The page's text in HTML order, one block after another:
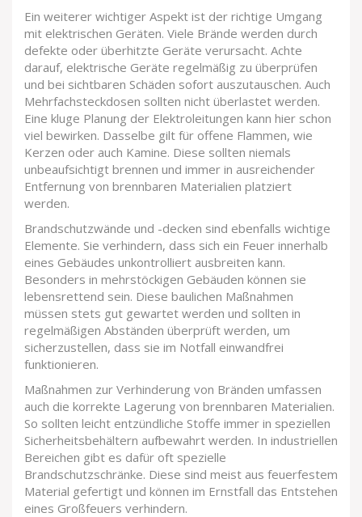
Ein weiterer wichtiger Aspekt ist der richtige Umgang
mit elektrischen Geräten. Viele Brände werden durch
defekte oder überhitzte Geräte verursacht. Achte
darauf, elektrische Geräte regelmäßig zu überprüfen
und bei sichtbaren Schäden sofort auszutauschen. Auch
Mehrfachsteckdosen sollten nicht überlastet werden.
Eine kluge Planung der Elektroleitungen kann hier schon
viel bewirken. Dasselbe gilt für offene Flammen, wie
Kerzen oder auch Kamine. Diese sollten niemals
unbeaufsichtigt brennen und immer in ausreichender
Entfernung von brennbaren Materialien platziert
werden.
Brandschutzwände und -decken sind ebenfalls wichtige
Elemente. Sie verhindern, dass sich ein Feuer innerhalb
eines Gebäudes unkontrolliert ausbreiten kann.
Besonders in mehrstöckigen Gebäuden können sie
lebensrettend sein. Diese baulichen Maßnahmen
müssen stets gut gewartet werden und sollten in
regelmäßigen Abständen überprüft werden, um
sicherzustellen, dass sie im Notfall einwandfrei
funktionieren.
Maßnahmen zur Verhinderung von Bränden umfassen
auch die korrekte Lagerung von brennbaren Materialien.
So sollten leicht entzündliche Stoffe immer in speziellen
Sicherheitsbehältern aufbewahrt werden. In industriellen
Bereichen gibt es dafür oft spezielle
Brandschutzschränke. Diese sind meist aus feuerfestem
Material gefertigt und können im Ernstfall das Entstehen
eines Großfeuers verhindern.